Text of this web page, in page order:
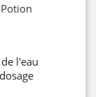
l'eau